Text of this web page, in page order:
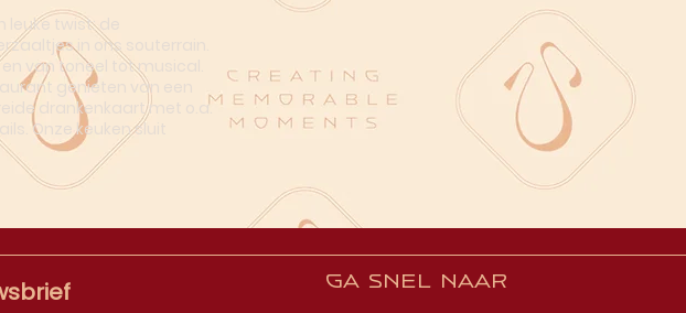
twist: de
in ons souterrain.
van toneel tot musical.
genieten van een
drankenkaart met o.a.
Onze keuken sluit
Ga snel naar